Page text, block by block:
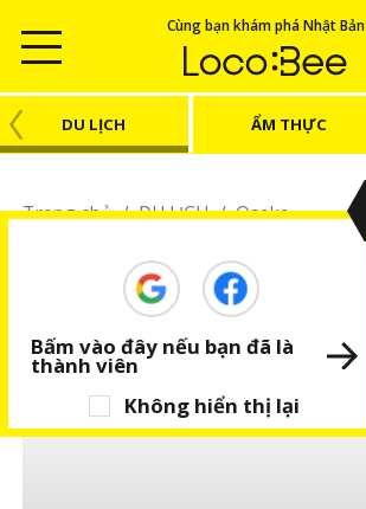
Cùng bạn khám phá Nhật Bản
DU LỊCH ẨM THỰC
Trang chủ/DU LỊCH/Osaka
Osaka
Chia sẻ kinh nghiệm du lịch Osaka
Không hiển thị lại
Bấm vào đây nếu bạn đã là
thành viên